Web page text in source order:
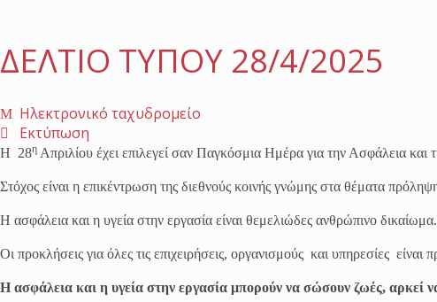
ΔΕΛΤΙΟ ΤΥΠΟΥ 28/4/2025
Ηλεκτρονικό ταχυδρομείο
Εκτύπωση
Η 28η Απριλίου έχει επιλεγεί σαν Παγκόσμια Ημέρα για την Ασφάλεια και
Στόχος είναι η επικέντρωση της διεθνούς κοινής γνώμης στα θέματα
Η ασφάλεια και η υγεία στην εργασία είναι θεμελιώδες ανθρώπινο δικαίωμα.
Οι προκλήσεις για όλες τις επιχειρήσεις, οργανισμούς και υπηρεσίες είναι
Η ασφάλεια και η υγεία στην εργασία μπορούν να σώσουν ζωές, αρκεί